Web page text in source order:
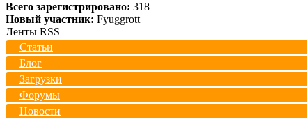
Всего зарегистрировано: 318
Новый участник: Fyuggrott
Ленты RSS
Статьи
Блог
Загрузки
Форумы
Новости